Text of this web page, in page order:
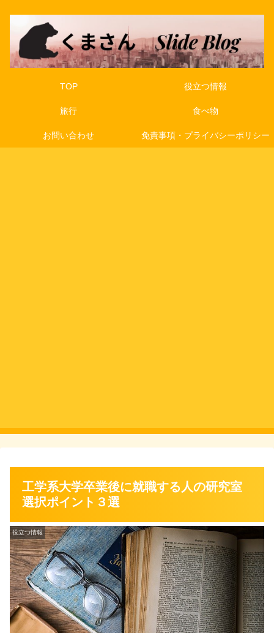
TOP 役立つ情報
旅行 食べ物
お問い合わせ 免責事項・プライバシーポリシー
工学系大学卒業後に就職する人の研究室
選択ポイント３選
役立つ情報